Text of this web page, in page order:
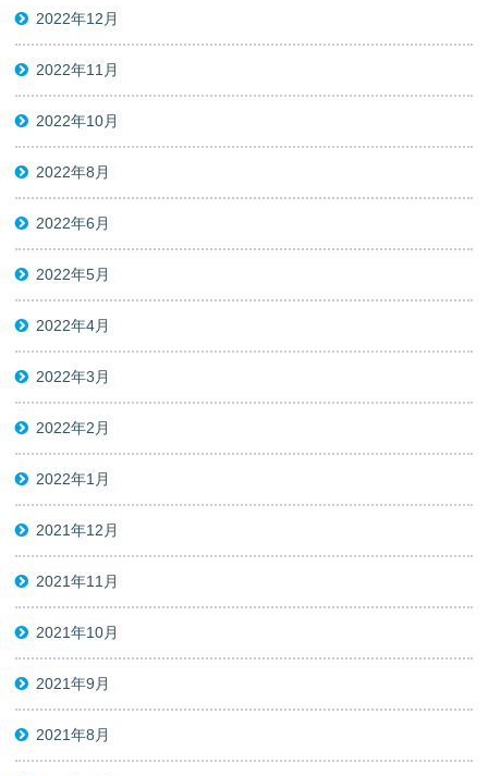
2022年12月
2022年11月
2022年10月
2022年8月
2022年6月
2022年5月
2022年4月
2022年3月
2022年2月
2022年1月
2021年12月
2021年11月
2021年10月
2021年9月
2021年8月